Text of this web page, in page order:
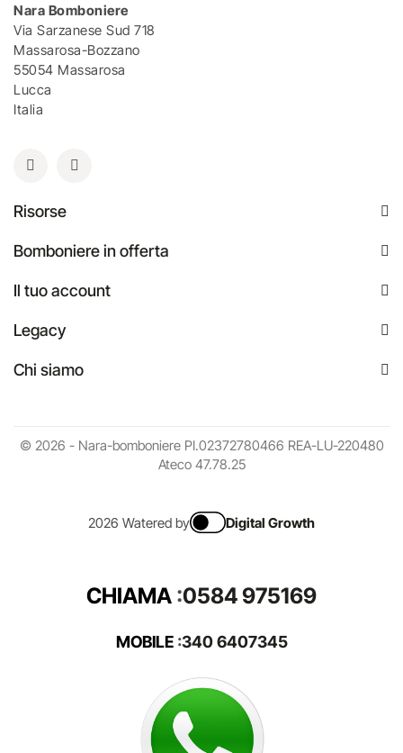
Nara Bomboniere
Via Sarzanese Sud 718
Massarosa-Bozzano
55054 Massarosa
Lucca
Italia
Risorse
Bomboniere in offerta
Il tuo account
Legacy
Chi siamo
© 2026 - Nara-bomboniere PI.02372780466 REA-LU-220480
Ateco 47.78.25
2026 Watered by Digital Growth
CHIAMA :0584 975169
MOBILE:340 6407345